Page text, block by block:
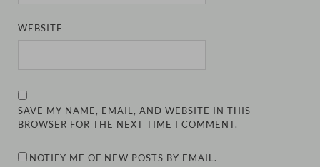
WEBSITE
SAVE MY NAME, EMAIL, AND WEBSITE IN THIS
BROWSER FOR THE NEXT TIME I COMMENT.
NOTIFY ME OF NEW POSTS BY EMAIL.